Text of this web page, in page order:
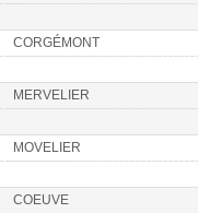
CORGÉMONT
MERVELIER
MOVELIER
COEUVE